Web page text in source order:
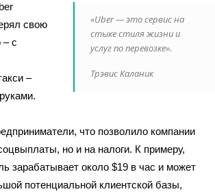
«Uber — это сервис на
стыке стиля жизни и
услуг по перевозке».
Трэвис Каланик
свою
– с
–
что позволило компании
но и на налоги. К примеру,
зарабатывает около $19 в час и может
потенциальной клиентской базы,